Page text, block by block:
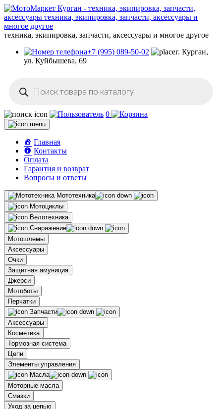
техника, экипировка, запчасти, аксессуары и многое другое
+7 (995) 089-50-02
г. Курган,
ул. Куйбышева, 69
товаров
0
Главная
Контакты
Оплата
Гарантия и возврат
Вопросы и ответы
Мототехника
Мотоциклы
Велотехника
Снаряжение
Мотошлемы
Аксессуары
Очки
Защитная амуниция
Джерси
Мотоботы
Перчатки
Запчасти
Аксессуары
Косметика
Тормозная система
Цепи
Элементы управления
Масла
Моторные масла
Смазки
Уход за цепью